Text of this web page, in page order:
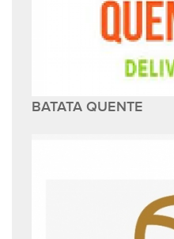
BATATA QUENTE